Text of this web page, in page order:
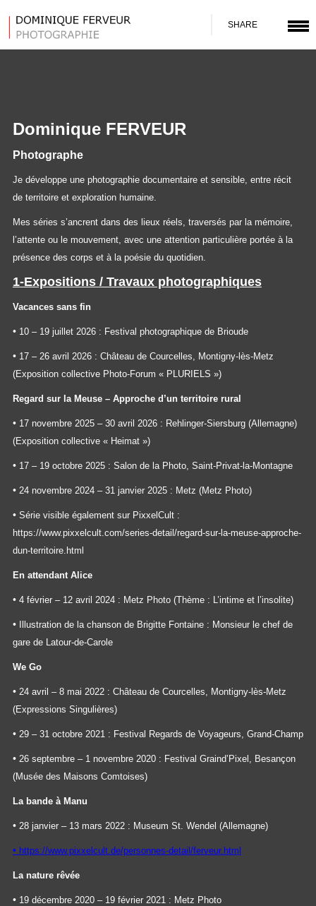
SHARE
Dominique FERVEUR
Photographe
Je développe une photographie documentaire et sensible, entre récit
de territoire et exploration humaine.
Mes séries s’ancrent dans des lieux réels, traversés par la mémoire,
l’attente ou le mouvement, avec une attention particulière portée à la
présence des corps et à la poésie du quotidien.
1-Expositions / Travaux photographiques
Vacances sans fin
• 10 – 19 juillet 2026 : Festival photographique de Brioude
• 17 – 26 avril 2026 : Château de Courcelles, Montigny-lès-Metz
(Exposition collective Photo-Forum « PLURIELS »)
Regard sur la Meuse – Approche d’un territoire rural
• 17 novembre 2025 – 30 avril 2026 : Rehlinger-Siersburg (Allemagne)
(Exposition collective « Heimat »)
• 17 – 19 octobre 2025 : Salon de la Photo, Saint-Privat-la-Montagne
• 24 novembre 2024 – 31 janvier 2025 : Metz (Metz Photo)
• Série visible également sur PixxelCult :
https://www.pixxelcult.com/series-detail/regard-sur-la-meuse-approche-
dun-territoire.html
En attendant Alice
• 4 février – 12 avril 2024 : Metz Photo (Thème : L’intime et l’insolite)
•
Illustration de la chanson de Brigitte Fontaine : Monsieur le chef de
gare de Latour-de-Carole
We Go
• 24 avril – 8 mai 2022 : Château de Courcelles, Montigny-lès-Metz
(Expressions Singulières)
• 29 – 31 octobre 2021 : Festival Regards de Voyageurs, Grand-Champ
• 26 septembre – 1 novembre 2020 : Festival Graind’Pixel, Besançon
(Musée des Maisons Comtoises)
La bande à Manu
• 28 janvier – 13 mars 2022 : Museum St. Wendel (Allemagne)
• https://www.pixxelcult.de/personnes-detail/ferveur.html
La nature rêvée
• 19 décembre 2020 – 19 février 2021 : Metz Photo